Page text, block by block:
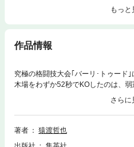
もっと
作品情報
究極の格闘技大会｢バーリ･トゥード
木場をわずか52秒でKOしたのは、
ガルシアと戦う事に激しい闘志を燃
著者
猿渡哲也